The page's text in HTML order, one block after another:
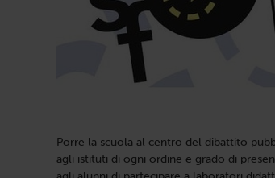
Porre la scuola al centro del dibattito
agli istituti di ogni ordine e grado di